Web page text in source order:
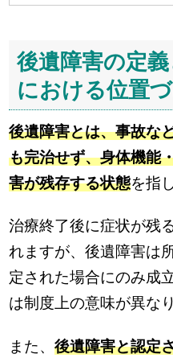
後遺障害の定
における位置
後遺障害とは、事故な
も完治せず、身体機能
害が残存する状態を指
治療終了後に症状が残
れますが、後遺障害は
定された場合にのみ成
は制度上の意味が異な
また、後遺障害と認定